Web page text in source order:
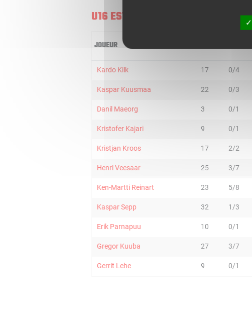
U16 ESTONIA
JOUEUR
Kardo Kilk 17 0/4
Kaspar Kuusmaa 22 0/3
Danil Maeorg 3 0/1
Kristofer Kajari 9 0/1
Kristjan Kroos 17 2/2
Henri Veesaar 25 3/7
Ken-Martti Reinart 23 5/8
Kaspar Sepp 32 1/3
Erik Parnapuu 10 0/1
Gregor Kuuba 27 3/7
Gerrit Lehe 9 0/1